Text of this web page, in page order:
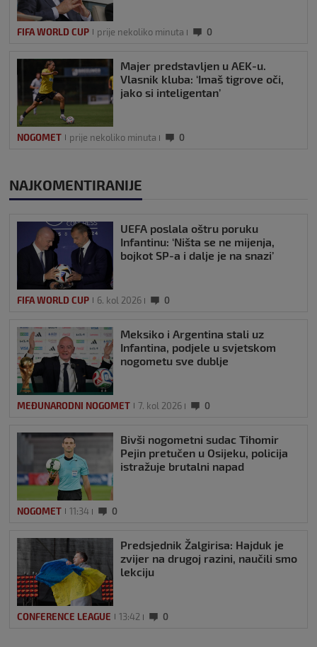
FIFA WORLD CUP prije nekoliko minuta 0
Majer predstavljen u AEK-u.
Vlasnik kluba: ‘Imaš tigrove oči,
jako si inteligentan’
NOGOMET prije nekoliko minuta 0
NAJKOMENTIRANIJE
UEFA poslala oštru poruku
Infantinu: ‘Ništa se ne mijenja,
bojkot SP-a i dalje je na snazi’
FIFA WORLD CUP 6. kol 2026 0
Meksiko i Argentina stali uz
Infantina, podjele u svjetskom
nogometu sve dublje
MEĐUNARODNI NOGOMET 7. kol 2026 0
Bivši nogometni sudac Tihomir
Pejin pretučen u Osijeku, policija
istražuje brutalni napad
NOGOMET 11:34 0
Predsjednik Žalgirisa: Hajduk je
zvijer na drugoj razini, naučili smo
lekciju
CONFERENCE LEAGUE 13:42 0